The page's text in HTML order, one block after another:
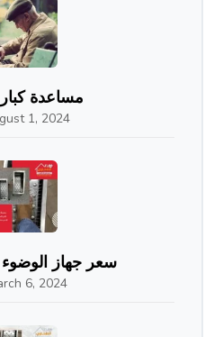
مساعدة
1, 2024
سعر جهاز الوضوء
6, 2024